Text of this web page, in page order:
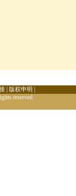
版权申明
reserved